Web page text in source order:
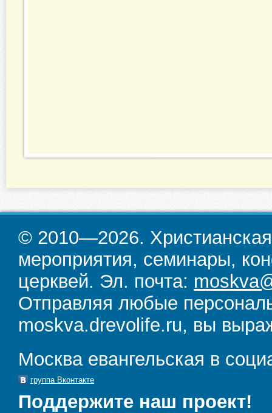
© 2010—2026.
мероприятия, семинары,
церквей. Эл. почта:
Отправляя любые
moskva.drevolife.ru, вы
Москва евангельская в
группа Вконтакте
Поддержите наш проект!